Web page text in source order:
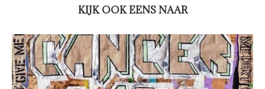
KIJK OOK EENS NAAR